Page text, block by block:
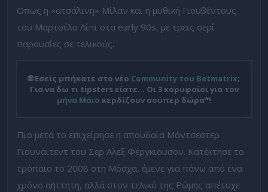
Οπως η «ατσάλινη» Μίλαν και η μυθική Γιουβέντους
του Μαρτσέλο Λίπι στα early 90s, με τρεις σερί
παρουσίες σε τελικούς.
🌐 Εσείς μπήκατε στο νέο Community του Betmatrix;
Για να δω τι tipsters είστε… Οι 3 κορυφαίοι για τον
μήνα Μάιο κερδίζουν σούπερ δώρα*!
Πιο μετά το επιχείρησε η σπουδαία Μάντσεστερ
Γιουνάιτεντ του Σερ Αλεξ Φέργκιουσον. Κατέκτησε το
τρόπαιο το 2008 στη Μόσχα, έμενε για πάνω από ένα
χρόνο αήττητη, αλλά στον τελικό της Ρώμης απέτυχε